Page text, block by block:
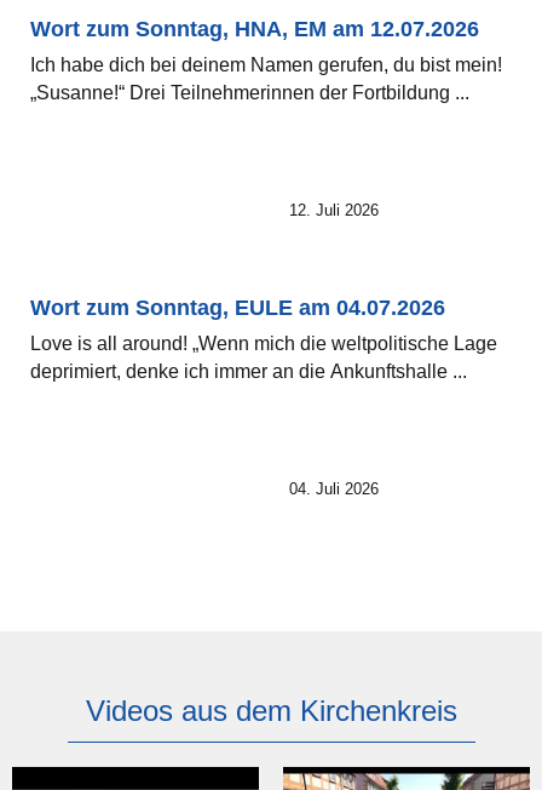
Wort zum Sonntag, HNA, EM am 12.07.2026
Ich habe dich bei deinem Namen gerufen, du bist mein!
„Susanne!“ Drei Teilnehmerinnen der Fortbildung ...
12. Juli 2026
Wort zum Sonntag, EULE am 04.07.2026
Love is all around! „Wenn mich die weltpolitische Lage
deprimiert, denke ich immer an die Ankunftshalle ...
04. Juli 2026
Videos aus dem Kirchenkreis